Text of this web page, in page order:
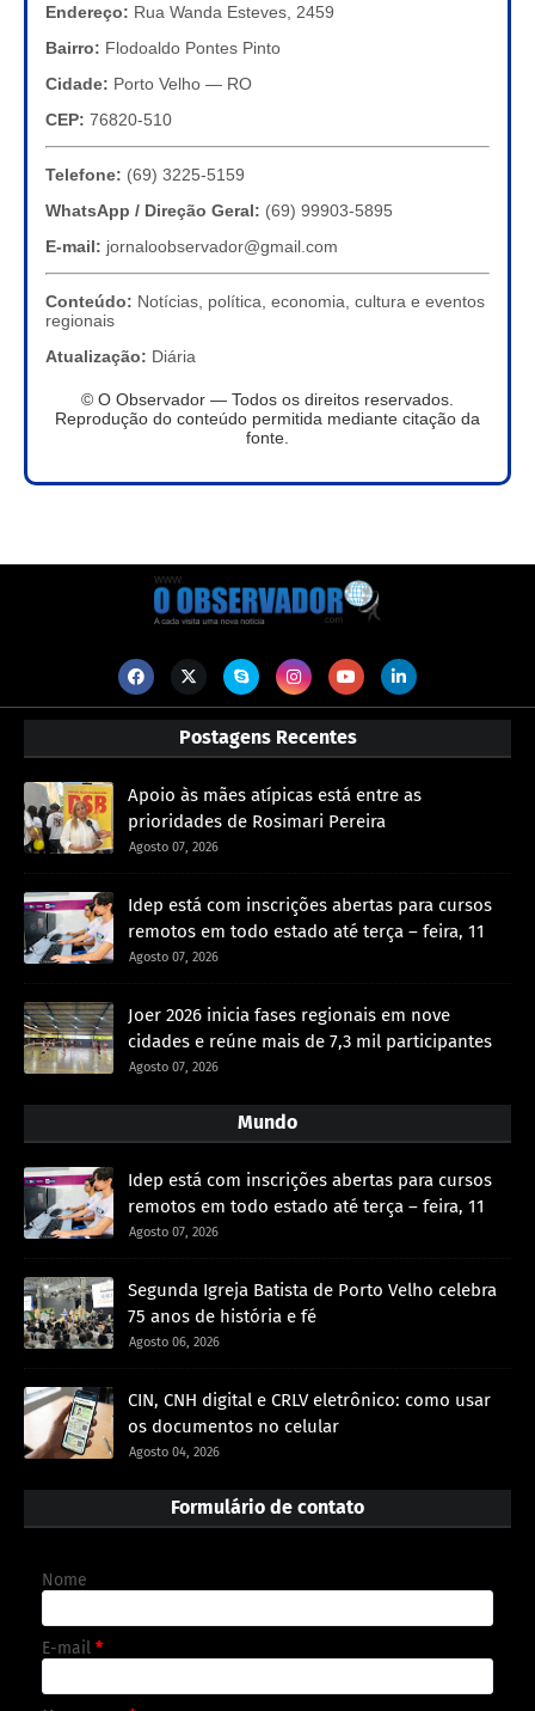
Endereço: Rua Wanda Esteves, 2459
Bairro: Flodoaldo Pontes Pinto
Cidade: Porto Velho — RO
CEP: 76820-510
Telefone: (69) 3225-5159
WhatsApp / Direção Geral: (69) 99903-5895
E-mail: jornaloobservador@gmail.com
Conteúdo: Notícias, política, economia, cultura e eventos
regionais
Atualização: Diária
© O Observador — Todos os direitos reservados.
Reprodução do conteúdo permitida mediante citação da
fonte.
Postagens Recentes
Apoio às mães atípicas está entre as
prioridades de Rosimari Pereira
Agosto 07, 2026
Idep está com inscrições abertas para cursos
remotos em todo estado até terça – feira, 11
Agosto 07, 2026
Joer 2026 inicia fases regionais em nove
cidades e reúne mais de 7,3 mil participantes
Agosto 07, 2026
Mundo
Idep está com inscrições abertas para cursos
remotos em todo estado até terça – feira, 11
Agosto 07, 2026
Segunda Igreja Batista de Porto Velho celebra
75 anos de história e fé
Agosto 06, 2026
CIN, CNH digital e CRLV eletrônico: como usar
os documentos no celular
Agosto 04, 2026
Formulário de contato
Nome
E-mail *